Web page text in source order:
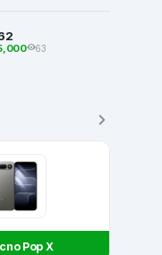
Smartphones in
63
Pop X